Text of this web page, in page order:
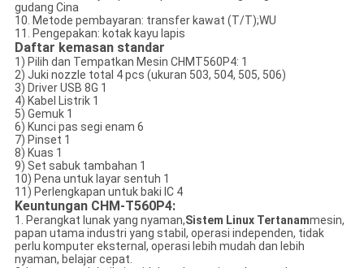
gudang Cina
10. Metode pembayaran: transfer kawat (T/T);WU
11. Pengepakan: kotak kayu lapis
Daftar kemasan standar
1) Pilih dan Tempatkan Mesin CHMT560P4: 1
2) Juki nozzle total 4 pcs (ukuran 503, 504, 505, 506)
3) Driver USB 8G 1
4) Kabel Listrik 1
5) Gemuk 1
6) Kunci pas segi enam 6
7) Pinset 1
8) Kuas 1
9) Set sabuk tambahan 1
10) Pena untuk layar sentuh 1
11) Perlengkapan untuk baki IC 4
Keuntungan CHM-T560P4:
1. Perangkat lunak yang nyaman,Sistem Linux Tertanammesin,
papan utama industri yang stabil, operasi independen, tidak
perlu komputer eksternal, operasi lebih mudah dan lebih
nyaman, belajar cepat.